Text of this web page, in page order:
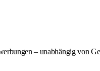
– unabhängig von